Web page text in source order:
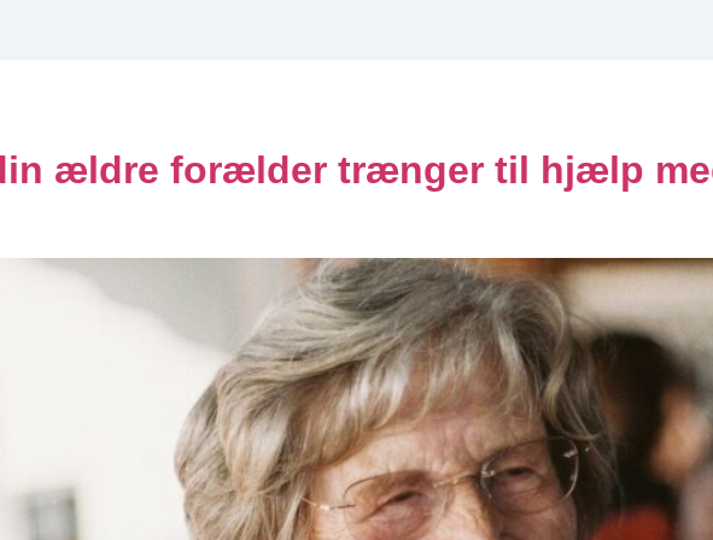
PENSIONISTMAD
Menu
Priser
Mad til plejehjem
Ofte stillede spørgsmål
ældre forælder trænger til hjælp